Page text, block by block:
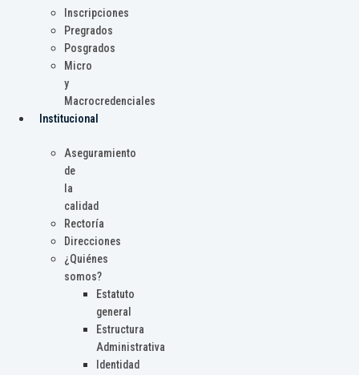
Inscripciones
Pregrados
Posgrados
Micro
y
Macrocredenciales
Institucional
Aseguramiento
de
la
calidad
Rectoría
Direcciones
¿Quiénes
somos?
Estatuto
general
Estructura
Administrativa
Identidad